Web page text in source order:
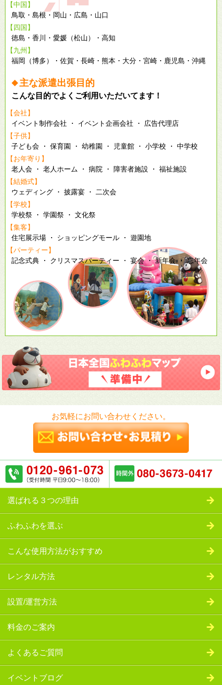
【中国】
鳥取・島根・岡山・広島・山口
【四国】
徳島・香川・愛媛（松山）・高知
【九州】
福岡（博多）・佐賀・長崎・熊本・大分・宮崎・鹿児島・沖縄
◆主な派遣出張目的
こんな目的でよくご利用いただいてます！
【会社】
イベント制作会社 ・ イベント企画会社 ・ 広告代理店
【子供】
子ども会 ・ 保育園 ・ 幼稚園 ・ 児童館 ・ 小学校 ・ 中学校
【お年寄り】
老人会 ・ 老人ホーム ・ 病院 ・ 障害者施設 ・ 福祉施設
【結婚式】
ウェディング ・ 披露宴 ・ 二次会
【学校】
学校祭 ・ 学園祭 ・ 文化祭
【集客】
住宅展示場 ・ ショッピングモール ・ 遊園地
【パーティー】
記念式典 ・ クリスマスパーティー ・ 宴会 ・ 新年会 ・ 忘年会
お気軽にお問い合わせください。
選ばれる３つの理由
ふわふわを選ぶ
こんな使用方法がおすすめ
レンタル方法
設置/運営方法
料金のご案内
よくあるご質問
イベントブログ